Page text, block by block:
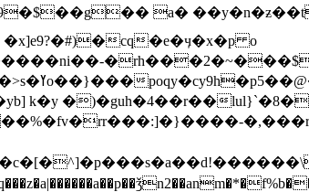
cq�e�ӌ�x�p o
(@y� c�� k��tq�{r`��]�vw{7u�u�\�x�n��ω�*����ޚ�tפ�?�,�>s�ߌo��}���
k�y �)�guh�4��r��